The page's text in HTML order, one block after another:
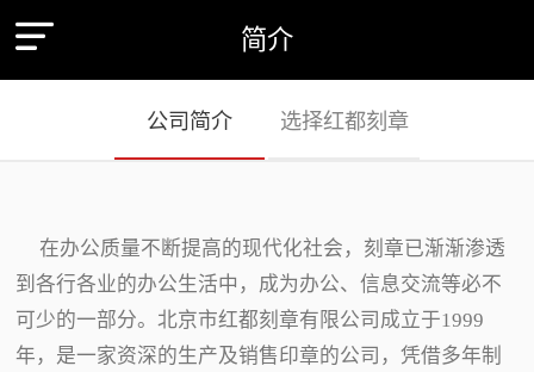
简介
公司简介 选择红都刻章
在办公质量不断提高的现代化社会，刻章已渐渐渗透
到各行各业的办公生活中，成为办公、信息交流等必不
可少的一部分。北京市红都刻章有限公司成立于1999
年，是一家资深的生产及销售印章的公司，凭借多年制